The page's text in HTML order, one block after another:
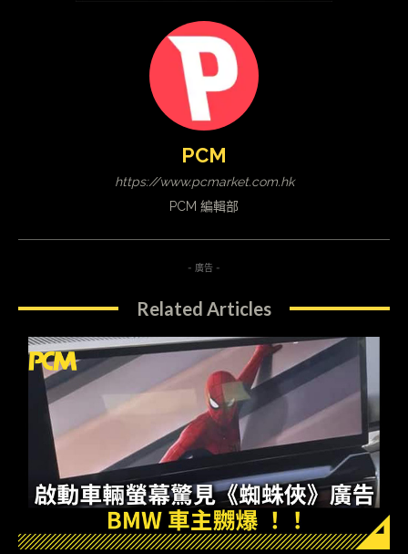
PCM
https://www.pcmarket.com.hk
PCM 編輯部
- 廣告 -
Related Articles